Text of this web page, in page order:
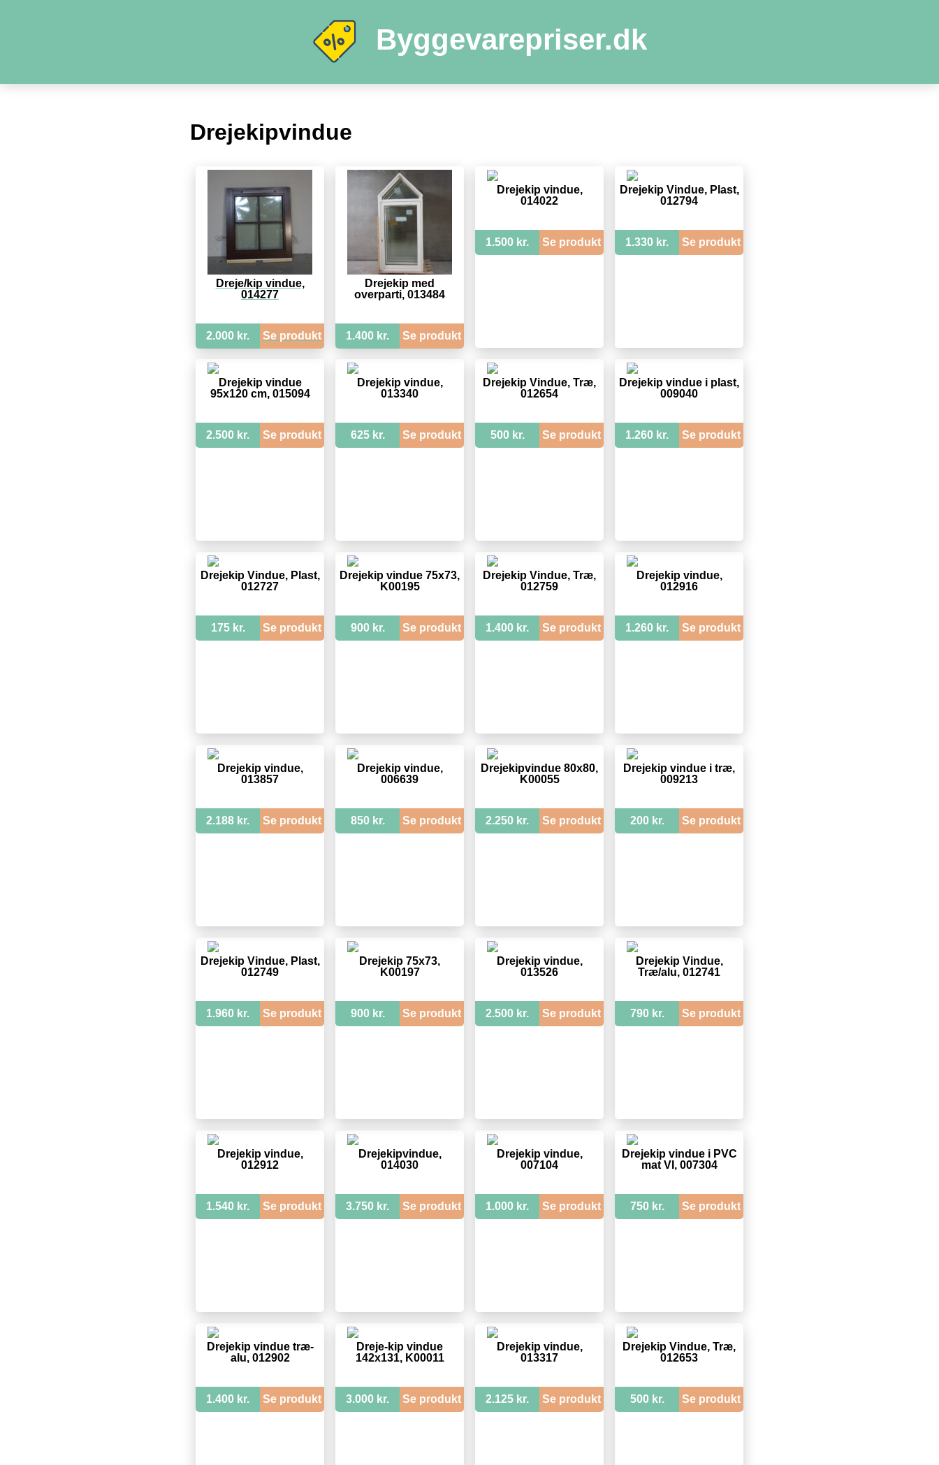
Byggevarepriser.dk
Drejekipvindue
Dreje/kip vindue,
014277
2.000 kr. Se produkt
Drejekip med
overparti, 013484
1.400 kr. Se produkt
Drejekip vindue,
014022
1.500 kr. Se produkt
Drejekip Vindue, Plast,
012794
1.330 kr. Se produkt
Drejekip vindue
95x120 cm, 015094
2.500 kr. Se produkt
Drejekip vindue,
013340
625 kr. Se produkt
Drejekip Vindue, Træ,
012654
500 kr. Se produkt
Drejekip vindue i plast,
009040
1.260 kr. Se produkt
Drejekip Vindue, Plast,
012727
175 kr. Se produkt
Drejekip vindue 75x73,
K00195
900 kr. Se produkt
Drejekip Vindue, Træ,
012759
1.400 kr. Se produkt
Drejekip vindue,
012916
1.260 kr. Se produkt
Drejekip vindue,
013857
2.188 kr. Se produkt
Drejekip vindue,
006639
850 kr. Se produkt
Drejekipvindue 80x80,
K00055
2.250 kr. Se produkt
Drejekip vindue i træ,
009213
200 kr. Se produkt
Drejekip Vindue, Plast,
012749
1.960 kr. Se produkt
Drejekip 75x73,
K00197
900 kr. Se produkt
Drejekip vindue,
013526
2.500 kr. Se produkt
Drejekip Vindue,
Træ/alu, 012741
790 kr. Se produkt
Drejekip vindue,
012912
1.540 kr. Se produkt
Drejekipvindue,
014030
3.750 kr. Se produkt
Drejekip vindue,
007104
1.000 kr. Se produkt
Drejekip vindue i PVC
mat VI, 007304
750 kr. Se produkt
Drejekip vindue træ-
alu, 012902
1.400 kr. Se produkt
Dreje-kip vindue
142x131, K00011
3.000 kr. Se produkt
Drejekip vindue,
013317
2.125 kr. Se produkt
Drejekip Vindue, Træ,
012653
500 kr. Se produkt